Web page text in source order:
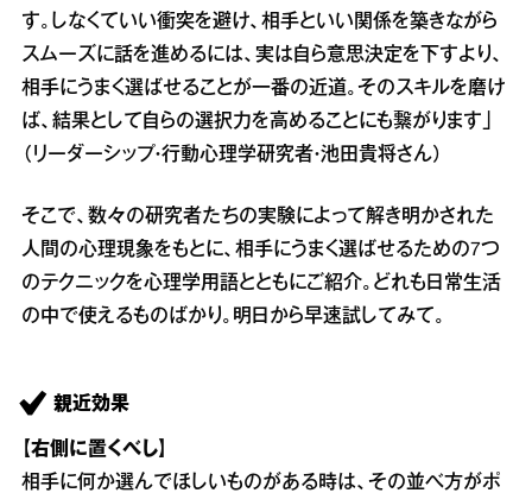
す。しなくていい衝突を避け、相手といい関係を築きながら
スムーズに話を進めるには、実は自ら意思決定を下すより、
相手にうまく選ばせることが一番の近道。そのスキルを磨け
ば、結果として自らの選択力を高めることにも繋がります」
（リーダーシップ・行動心理学研究者・池田貴将さん）
そこで、数々の研究者たちの実験によって解き明かされた
人間の心理現象をもとに、相手にうまく選ばせるための7つ
のテクニックを心理学用語とともにご紹介。どれも日常生活
の中で使えるものばかり。明日から早速試してみて。
親近効果
【右側に置くべし】
相手に何か選んでほしいものがある時は、その並べ方がポ